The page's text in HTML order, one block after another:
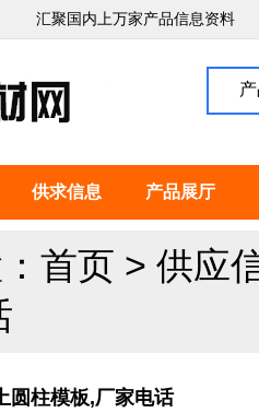
汇聚国内上万家产品信息资料
供求信息 产品展厅
首页 > 供应
圆柱模板,厂家电话